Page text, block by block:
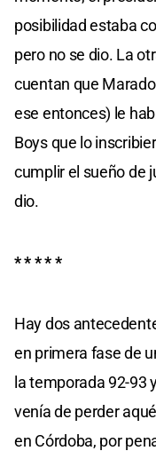
posibilidad estaba
pero no se dio. La
cuentan que
ese entonces) le
Boys que lo
cumplir el sueño de
dio.
* * * * *
Hay dos
en primera fase de
la temporada 92-93
venía de perder
en Córdoba, por